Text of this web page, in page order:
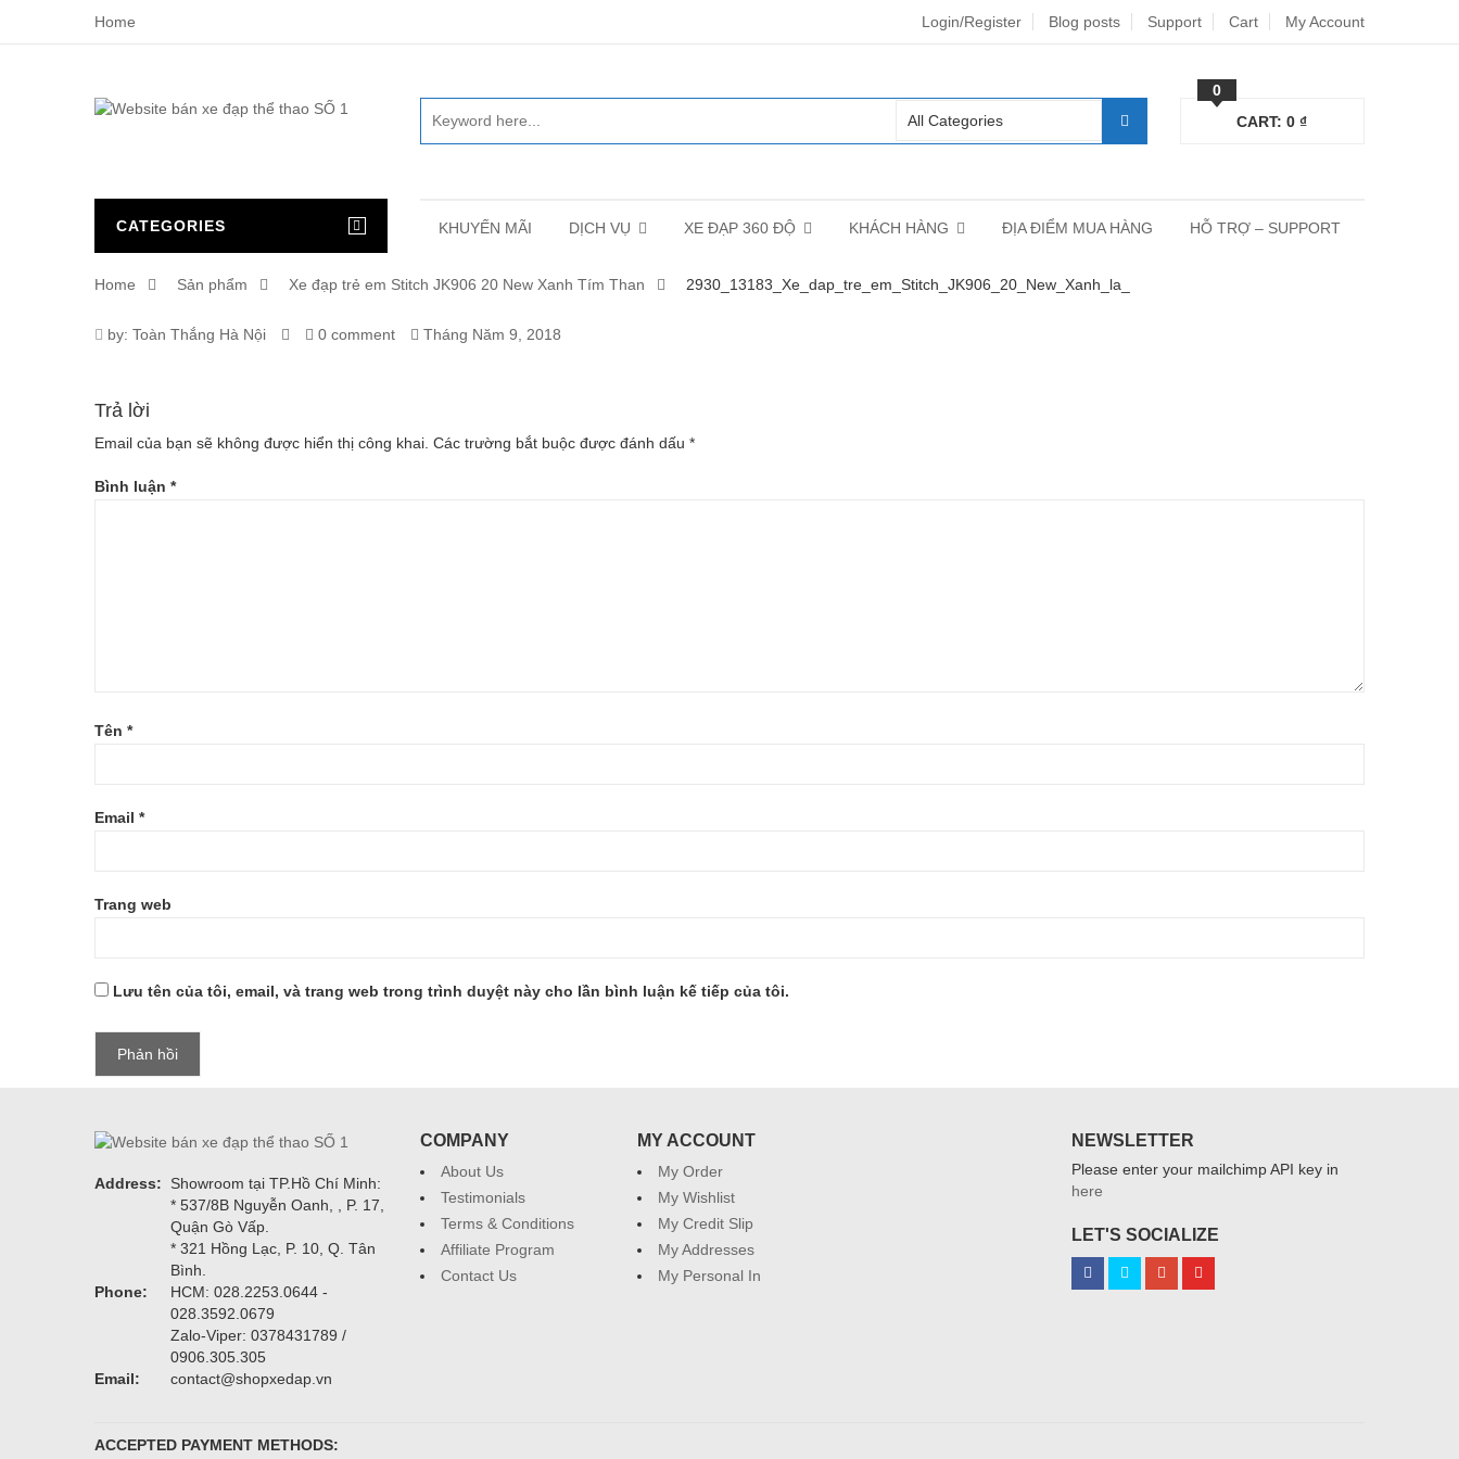
Home Login/Register Blog posts Support Cart My Account
0
CART: 0 ₫
CATEGORIES KHUYẾN MÃI DỊCH VỤ XE ĐẠP 360 ĐỘ KHÁCH HÀNG ĐỊA ĐIỂM MUA HÀNG HỖ TRỢ – SUPPORT
Home Sản phẩm Xe đạp trẻ em Stitch JK906 20 New Xanh Tím Than 2930_13183_Xe_dap_tre_em_Stitch_JK906_20_New_Xanh_la_
2930_13183_XE_DAP_TRE_EM_STITCH_JK906_20_NEW_XANH_LA_
by: Toàn Thắng Hà Nội 0 comment Tháng Năm 9, 2018
Trả lời
Email của bạn sẽ không được hiển thị công khai. Các trường bắt buộc được đánh dấu *
Bình luận *
Tên *
Email *
Trang web
Lưu tên của tôi, email, và trang web trong trình duyệt này cho lần bình luận kế tiếp của tôi.
Address:
Showroom tại TP.Hồ Chí Minh:
* 537/8B Nguyễn Oanh, , P. 17,
Quận Gò Vấp.
* 321 Hồng Lạc, P. 10, Q. Tân
Bình.
Phone:
HCM: 028.2253.0644 -
028.3592.0679
Zalo-Viper: 0378431789 /
0906.305.305
Email:
contact@shopxedap.vn
COMPANY
About Us
Testimonials
Terms & Conditions
Affiliate Program
Contact Us
MY ACCOUNT
My Order
My Wishlist
My Credit Slip
My Addresses
My Personal In
NEWSLETTER
Please enter your mailchimp API key in
here
LET'S SOCIALIZE
ACCEPTED PAYMENT METHODS: